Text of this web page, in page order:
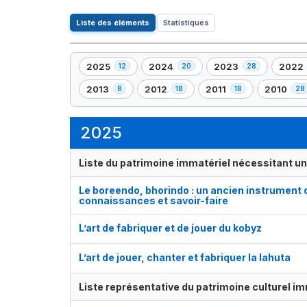
Liste des éléments Statistiques
2025 12
,
12
élément(s)
2024 20
,
20
élément(s)
2023 28
,
28
élément(s)
2022
,
21
2013 8
,
8
2012 18
,
18
2011 18
,
18
2010 28
,
28
2025
Liste du patrimoine immatériel nécessitant
Le boreendo, bhorindo : un ancien
connaissances et savoir-faire
L’art de fabriquer et de jouer du kobyz
L’art de jouer, chanter et fabriquer la lahuta
Liste représentative du patrimoine culturel